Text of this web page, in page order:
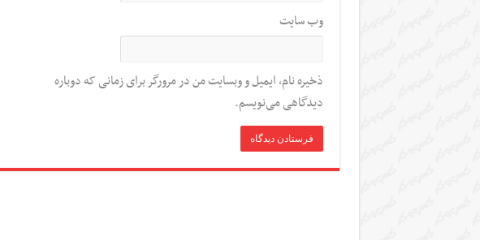
وب‌ سایت
ذخیره نام، ایمیل و وبسایت من در مرورگر برای زمانی که دوباره
دیدگاهی می‌نویسم.